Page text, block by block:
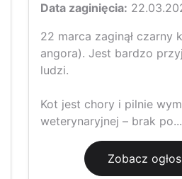
Data zaginięcia:
22 marca zaginął czarny
angora). Jest bardzo
ludzi.
Kot jest chory i pilnie
weterynaryjnej – brak po...
Zobacz